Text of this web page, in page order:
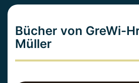
Bücher von GreWi-
Müller